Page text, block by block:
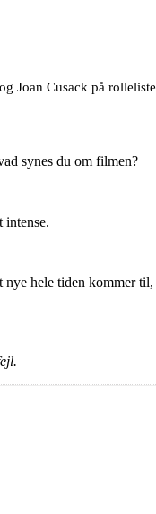
Cusack på
synes du om filmen?
intense.
hele tiden kommer